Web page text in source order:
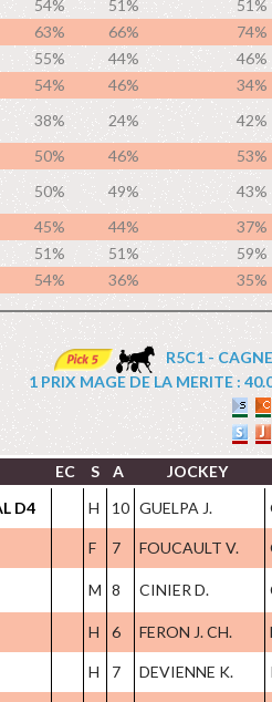
54% 51%
51%
63% 66%
74%
55% 44%
46%
54% 46%
34%
38% 24%
42%
50% 46%
53%
50% 49%
43%
45% 44%
37%
51% 51%
59%
54% 36% 35%
R5C1 -
1 PRIX MAGE DE LA MERITE :
EC S A
JOCKEY
D4 H 10 GUELPA J.
F 7 FOUCAULT V.
M 8 CINIER D.
H 6 FERON J. CH.
H 7 DEVIENNE K.